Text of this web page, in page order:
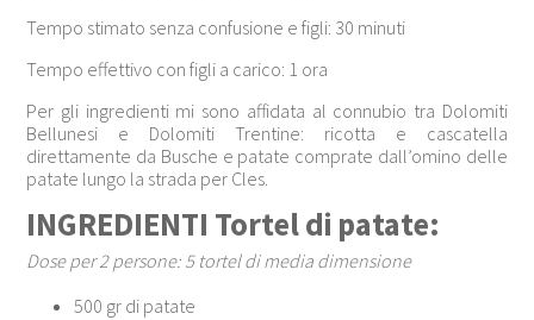
Tempo stimato senza confusione e figli: 30 minuti
Tempo effettivo con figli a carico: 1 ora
Per gli ingredienti mi sono affidata al connubio tra Dolomiti
Bellunesi e Dolomiti Trentine: ricotta e cascatella
direttamente da Busche e patate comprate dall’omino delle
patate lungo la strada per Cles.
INGREDIENTI Tortel di patate:
Dose per 2 persone: 5 tortel di media dimensione
500 gr di patate